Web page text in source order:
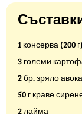
1 консерва (200
3 големи
2 бр. зряло
50 г краве
2 лайма